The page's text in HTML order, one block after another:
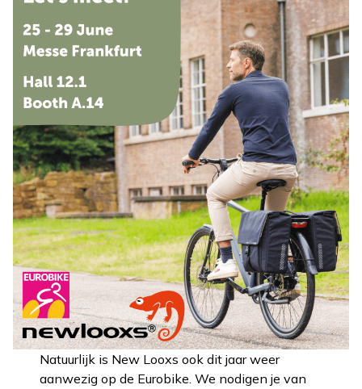
Natuurlijk is New Looxs ook dit jaar weer
aanwezig op de Eurobike. We nodigen je van